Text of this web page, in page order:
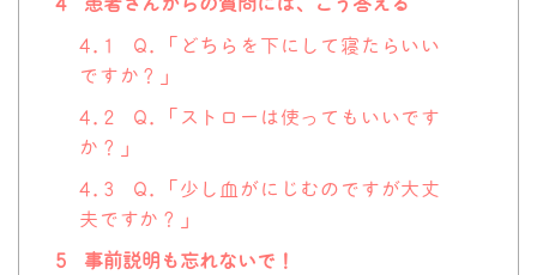
4.1
Q.「どちらを下にして寝たらいい
ですか？」
4.2
Q.「ストローは使ってもいいです
か？」
4.3
Q.「少し血がにじむのですが大丈
夫ですか？」
5
事前説明も忘れないで！